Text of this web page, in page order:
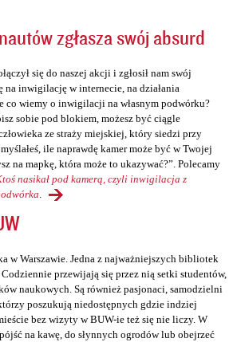
zgłasza swój absurd
się do naszej akcji i zgłosił nam swój
na inwigilację w internecie, na działania
co wiemy o inwigilacji na własnym podwórku?
sobie pod blokiem, możesz być ciągle
ze straży miejskiej, który siedzi przy
ile naprawdę kamer może być w Twojej
na mapkę, która może to ukazywać?”. Polecamy
nasikał pod kamerą, czyli inwigilacja z
w Warszawie. Jedna z najważniejszych bibliotek
przewijają się przez nią setki studentów,
naukowych. Są również pasjonaci, samodzielni
poszukują niedostępnych gdzie indziej
bez wizyty w BUW-ie też się nie liczy. W
na kawę, do słynnych ogrodów lub obejrzeć